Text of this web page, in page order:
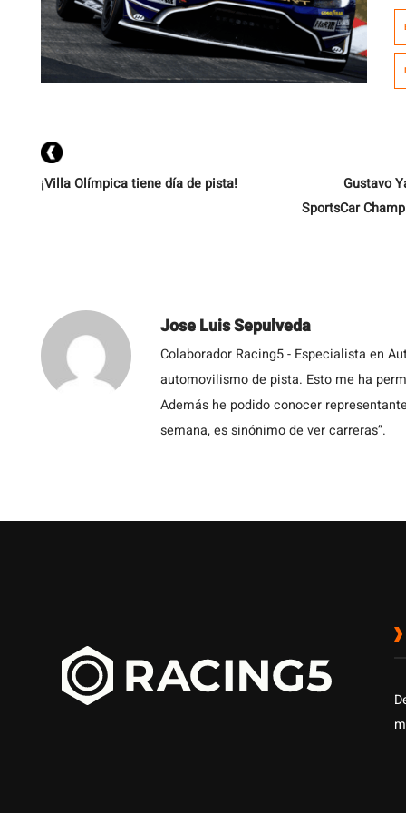
¡Villa Olímpica tiene día de pista!
Gustavo
SportsCar
Jose Luis Sepulveda
Colaborador Racing5 - Especialista en
automovilismo de pista. Esto me ha
Además he podido conocer
semana, es sinónimo de ver carreras”.